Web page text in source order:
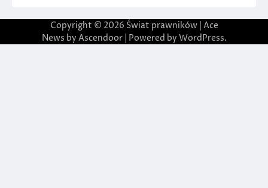
Copyright © 2026 Świat prawników| Ace
News by Ascendoor| Powered by WordPress.